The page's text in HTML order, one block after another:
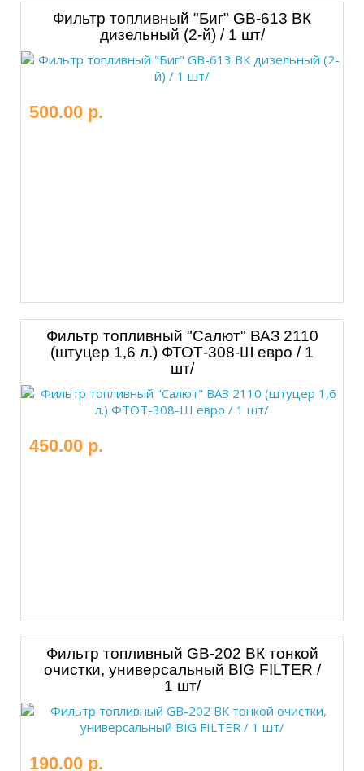
Фильтр топливный "Биг" GB-613 ВК
дизельный (2-й) / 1 шт/
500.00 р.
Фильтр топливный "Салют" ВАЗ 2110
(штуцер 1,6 л.) ФТОТ-308-Ш евро / 1
шт/
450.00 р.
Фильтр топливный GB-202 ВК тонкой
очистки, универсальный BIG FILTER /
1 шт/
190.00 р.